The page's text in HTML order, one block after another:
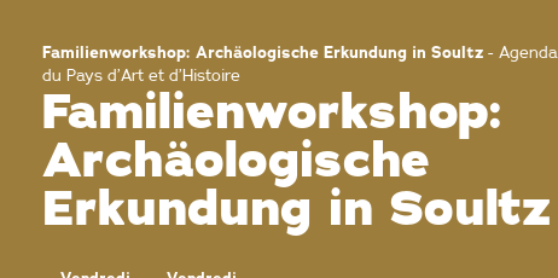
Familienworkshop: Archäologische Erkundung in Soultz- Agenda
du Pays d’Art et d’Histoire
Familienworkshop:
Archäologische
Erkundung in Soultz